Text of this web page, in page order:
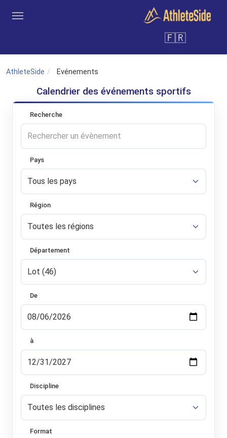
Inscription
🇫🇷
AthleteSide Evénements
Calendrier des événements sportifs
Recherche
Pays
Région
Département
De
à
Discipline
Format